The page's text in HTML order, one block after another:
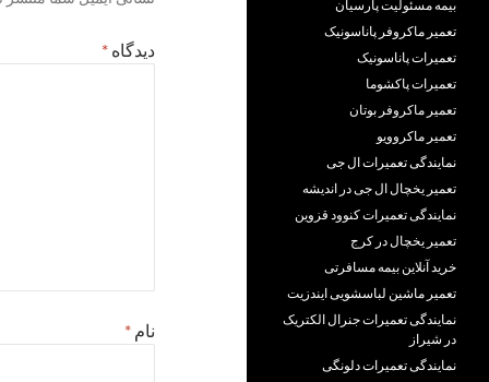
دیدگاه *
نام *
بیمه مسئولیت پارسیان
تعمیر ماکروفر پاناسونیک
تعمیرات پاناسونیک
تعمیرات پاکشوما
تعمیر ماکروفر بوتان
تعمیر ماکروویو
نمایندگی تعمیرات ال جی
تعمیر یخچال ال جی در اندیشه
نمایندگی تعمیرات کنوود قزوین
تعمیر یخچال در کرج
خرید آنلاین بیمه مسافرتی
تعمیر ماشین لباسشویی ایندزیت
نمایندگی تعمیرات جنرال الکتریک
در شیراز
نمایندگی تعمیرات دلونگی